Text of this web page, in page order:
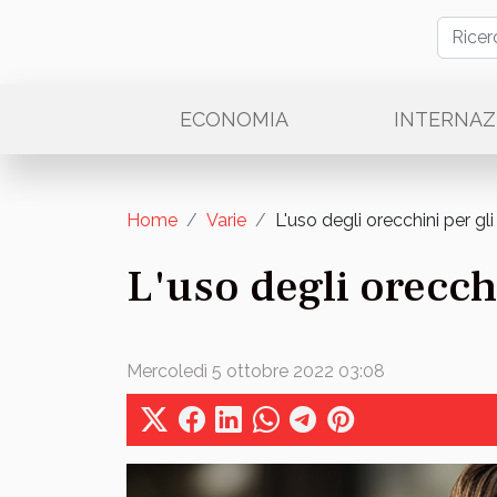
ECONOMIA
Home Varie L'uso degli orecchini per
L'uso degli
Mercoledì 5 ottobre 2022 03:08